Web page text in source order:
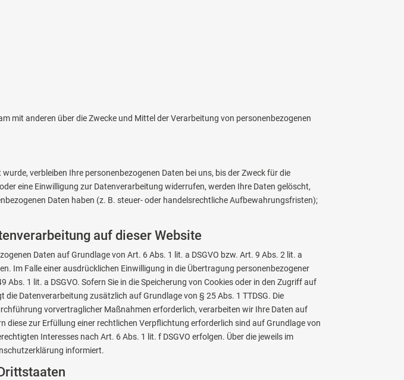
mit anderen über die Zwecke und Mittel der Verarbeitung von personenbezogenen
verbleiben Ihre personenbezogenen Daten bei uns, bis der Zweck für die
eine Einwilligung zur Datenverarbeitung widerrufen, werden Ihre Daten gelöscht,
Daten haben (z. B. steuer- oder handelsrechtliche Aufbewahrungsfristen);
auf dieser Website
Daten auf Grundlage von Art. 6 Abs. 1 lit. a DSGVO bzw. Art. 9 Abs. 2 lit. a
Im Falle einer ausdrücklichen Einwilligung in die Übertragung personenbezogener
1 lit. a DSGVO. Sofern Sie in die Speicherung von Cookies oder in den Zugriff auf
Datenverarbeitung zusätzlich auf Grundlage von § 25 Abs. 1 TTDSG. Die
vorvertraglicher Maßnahmen erforderlich, verarbeiten wir Ihre Daten auf
diese zur Erfüllung einer rechtlichen Verpflichtung erforderlich sind auf Grundlage von
Interesses nach Art. 6 Abs. 1 lit. f DSGVO erfolgen. Über die jeweils im
informiert.